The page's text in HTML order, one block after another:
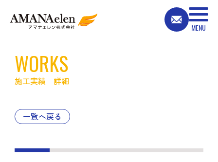
WORKS
施工実績 詳細
一覧へ戻る